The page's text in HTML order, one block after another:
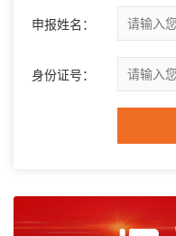
申报姓名：
身份证号：